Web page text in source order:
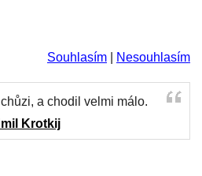
Souhlasím Nesouhlasím
a chodil velmi málo.
Krotkij